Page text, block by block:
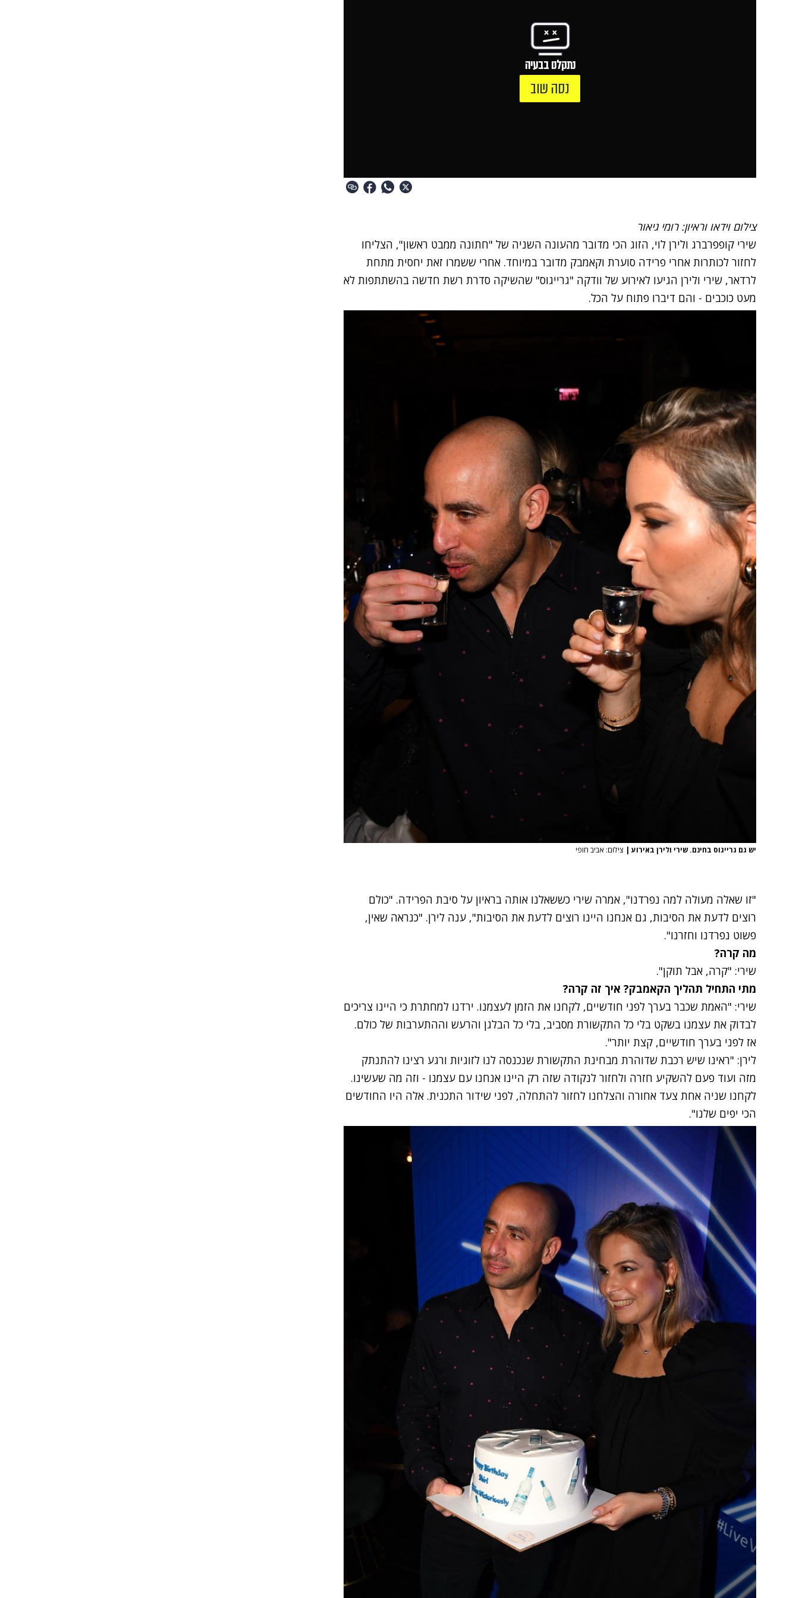
נתקלנו בבעיה
נסה שוב
צילום וידאו וראיון: רומי גיאור
שירי קופפרברג ולירן לוי, הזוג הכי מדובר מהעונה השניה של "חתונה ממבט ראשון", הצליחו
לחזור לכותרות אחרי פרידה סוערת וקאמבק מדובר במיוחד. אחרי ששמרו זאת יחסית מתחת
לרדאר, שירי ולירן הגיעו לאירוע של וודקה "גרייגוס" שהשיקה סדרת רשת חדשה בהשתתפות לא
מעט כוכבים - והם דיברו פתוח על הכל.
יש גם גרייגוס בחינם. שירי ולירן באירוע | צילום: אביב חופי
"זו שאלה מעולה למה נפרדנו", אמרה שירי כששאלנו אותה בראיון על סיבת הפרידה. "כולם
רוצים לדעת את הסיבות, גם אנחנו היינו רוצים לדעת את הסיבות", ענה לירן. "כנראה שאין,
פשוט נפרדנו וחזרנו".
מה קרה?
שירי: "קרה, אבל תוקן".
מתי התחיל תהליך הקאמבק? איך זה קרה?
שירי: "האמת שכבר בערך לפני חודשיים, לקחנו את הזמן לעצמנו. ירדנו למחתרת כי היינו צריכים
לבדוק את עצמנו בשקט בלי כל התקשורת מסביב, בלי כל הבלגן והרעש וההתערבות של כולם.
אז לפני בערך חודשיים, קצת יותר".
לירן: "ראינו שיש רכבת שדוהרת מבחינת התקשורת שנכנסה לנו לזוגיות ורגע רצינו להתנתק
מזה ועוד פעם להשקיע חזרה ולחזור לנקודה שזה רק היינו אנחנו עם עצמנו - וזה מה שעשינו.
לקחנו שניה אחת צעד אחורה והצלחנו לחזור להתחלה, לפני שידור התכנית. אלה היו החודשים
הכי יפים שלנו".